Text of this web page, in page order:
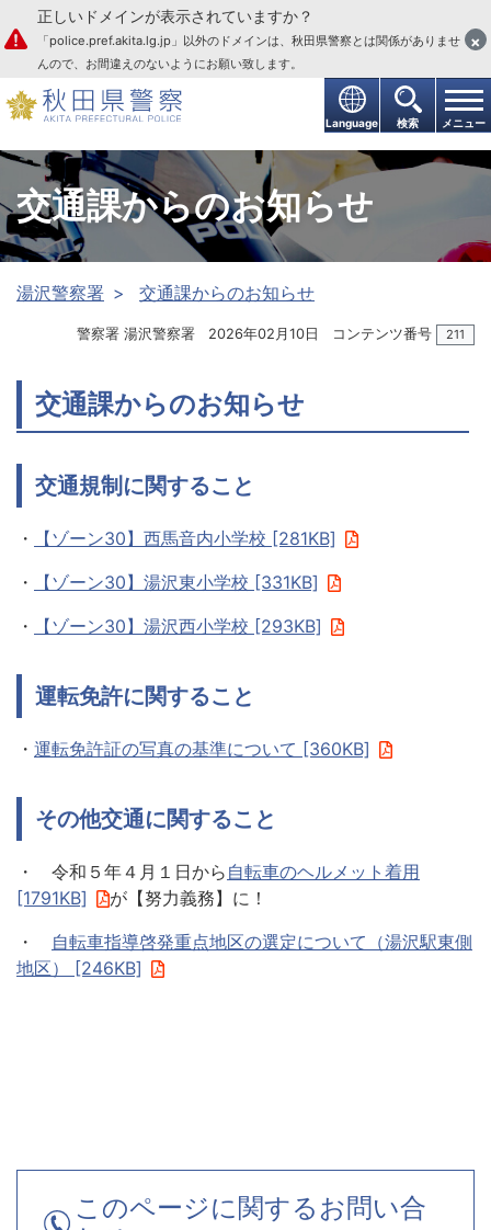
本文へ
Language 検索 メニュー
正しいドメインが表示されていますか？
「police.pref.akita.lg.jp」以外のドメインは、秋田県警察とは関係がありませ
んので、お間違えのないようにお願い致します。
×
交通課からのお知らせ
湯沢警察署 交通課からのお知らせ
警察署 湯沢警察署 2026年02月10日 コンテンツ番号 211
交通課からのお知らせ
交通規制に関すること
・
【ゾーン30】西馬音内小学校 [281KB]
・
【ゾーン30】湯沢東小学校 [331KB]
・
【ゾーン30】湯沢西小学校 [293KB]
運転免許に関すること
・ 運転免許証の写真の基準について [360KB]
その他交通に関すること
・ 令和５年４月１日から 自転車のヘルメット着用
[1791KB]
が【努力義務】に！
・ 自転車指導啓発重点地区の選定について（湯沢駅東側
地区） [246KB]
このページに関するお問い合